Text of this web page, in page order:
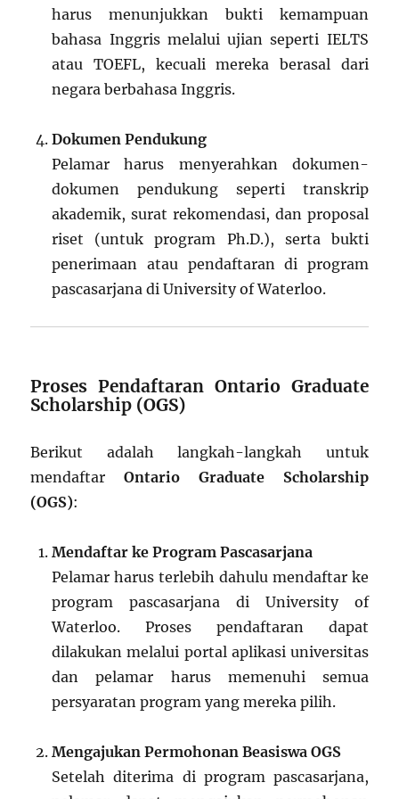
harus menunjukkan bukti kemampuan
bahasa Inggris melalui ujian seperti IELTS
atau TOEFL, kecuali mereka berasal dari
negara berbahasa Inggris.
Dokumen Pendukung
Pelamar harus menyerahkan dokumen-
dokumen pendukung seperti transkrip
akademik, surat rekomendasi, dan proposal
riset (untuk program Ph.D.), serta bukti
penerimaan atau pendaftaran di program
pascasarjana di University of Waterloo.
Proses Pendaftaran Ontario Graduate
Scholarship (OGS)
Berikut adalah langkah-langkah untuk
mendaftarOntario Graduate Scholarship
(OGS):
Mendaftar ke Program Pascasarjana
Pelamar harus terlebih dahulu mendaftar ke
program pascasarjana di University of
Waterloo. Proses pendaftaran dapat
dilakukan melalui portal aplikasi universitas
dan pelamar harus memenuhi semua
persyaratan program yang mereka pilih.
Mengajukan Permohonan Beasiswa OGS
Setelah diterima di program pascasarjana,